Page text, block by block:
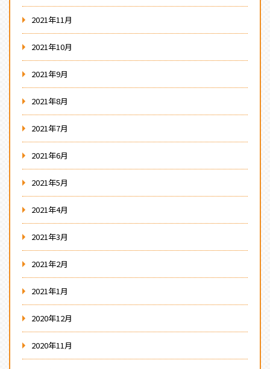
2021年11月
2021年10月
2021年9月
2021年8月
2021年7月
2021年6月
2021年5月
2021年4月
2021年3月
2021年2月
2021年1月
2020年12月
2020年11月